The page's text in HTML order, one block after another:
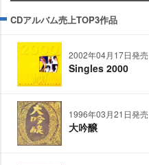
CDアルバム売上TOP3作品
2002年04月17日発売
Singles 2000
1996年03月21日発売
大吟醸